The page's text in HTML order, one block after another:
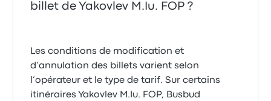
billet de Yakovlev M.Iu. FOP ?
Les conditions de modification et
d’annulation des billets varient selon
l’opérateur et le type de tarif. Sur certains
itinéraires Yakovlev M.Iu. FOP, Busbud